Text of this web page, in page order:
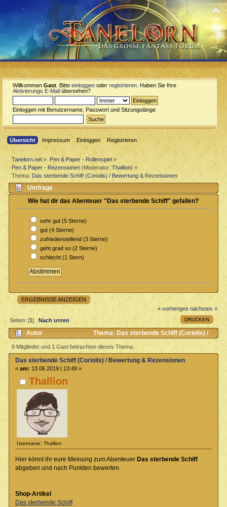
Willkommen Gast . Bitte einloggen oder registrieren . Haben Sie Ihre
Aktivierungs E-Mail übersehen?
Einloggen mit Benutzername, Passwort und Sitzungslänge
Übersicht Impressum Einloggen Registrieren
Tanelorn.net » Pen & Paper - Rollenspiel»
Pen & Paper - Rezensionen(Moderator:Thallion) »
Thema:Das sterbende Schiff (Coriolis) / Bewertung & Rezensionen
Umfrage
Wie hat dir das Abenteuer "Das sterbende Schiff" gefallen?
sehr gut (5 Sterne)
gut (4 Sterne)
zufriedenstellend (3 Sterne)
geht grad so (2 Sterne)
schlecht (1 Stern)
ERGEBNISSE ANZEIGEN
« vorheriges nächstes »
DRUCKEN
Seiten: [1]Nach unten
Autor
Thema: Das sterbende Schiff (Coriolis) /
Bewertung & Rezensionen (Gelesen 2443 mal)
0 Mitglieder und 1 Gast betrachten dieses Thema.
Thallion
Username: Thallion
Das sterbende Schiff (Coriolis) / Bewertung & Rezensionen
« am: 13.06.2019 | 13:49 »
Hier könnt ihr eure Meinung zum Abenteuer Das sterbende Schiff
abgeben und nach Punkten bewerten.
Shop-Artikel
Das sterbende Schiff